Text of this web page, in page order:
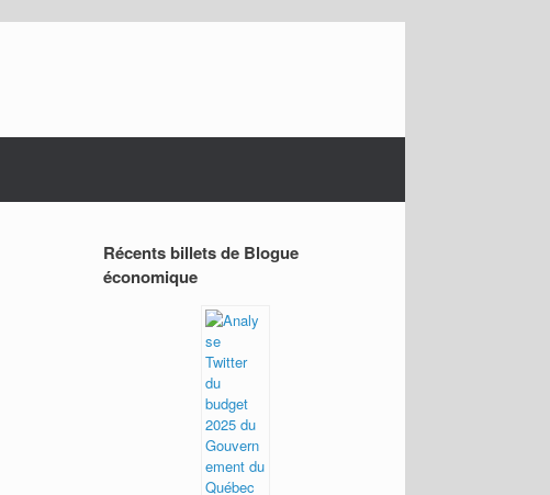
Récents billets de Blogue
économique